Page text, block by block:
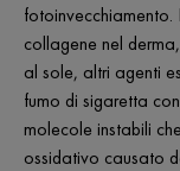
collagene nel
al sole, altri agenti
fumo di sigaretta
molecole instabili
ossidativo causato